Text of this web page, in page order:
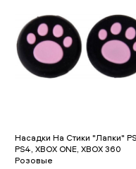
Насадки На Стики "Лапки"
PS4, XBOX ONE, XBOX 360
Розовые